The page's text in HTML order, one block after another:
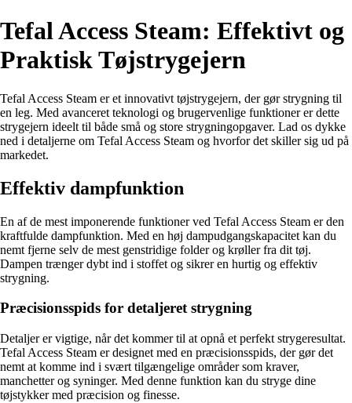
Tefal Access Steam: Effektivt og
Praktisk Tøjstrygejern
Tefal Access Steam er et innovativt tøjstrygejern, der gør strygning til
en leg. Med avanceret teknologi og brugervenlige funktioner er dette
strygejern ideelt til både små og store strygningopgaver. Lad os dykke
ned i detaljerne om Tefal Access Steam og hvorfor det skiller sig ud på
markedet.
Effektiv dampfunktion
En af de mest imponerende funktioner ved Tefal Access Steam er den
kraftfulde dampfunktion. Med en høj dampudgangskapacitet kan du
nemt fjerne selv de mest genstridige folder og krøller fra dit tøj.
Dampen trænger dybt ind i stoffet og sikrer en hurtig og effektiv
strygning.
Præcisionsspids for detaljeret strygning
Detaljer er vigtige, når det kommer til at opnå et perfekt strygeresultat.
Tefal Access Steam er designet med en præcisionsspids, der gør det
nemt at komme ind i svært tilgængelige områder som kraver,
manchetter og syninger. Med denne funktion kan du stryge dine
tøjstykker med præcision og finesse.